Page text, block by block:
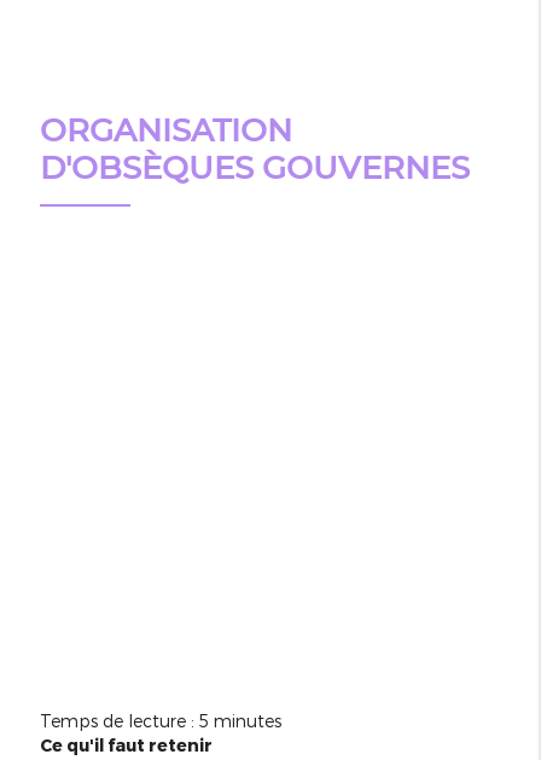
ORGANISATION
D'OBSÈQUES GOUVERNES
Temps de lecture : 5 minutes
Ce qu'il faut retenir